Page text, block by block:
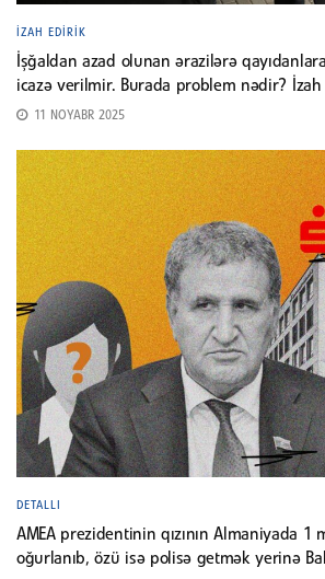
İZAH EDIRIK
İşğaldan azad olunan ərazilərə
icazə verilmir. Burada problem nədir?
11 NOYABR 2025
DETALLI
AMEA prezidentinin qızının Almaniyada 1
oğurlanıb, özü isə polisə getmək yerinə